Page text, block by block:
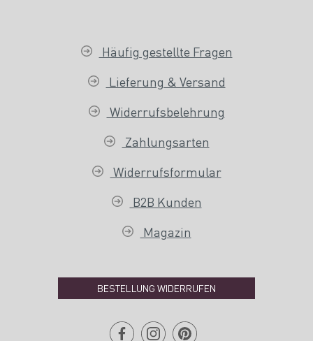
Häufig gestellte Fragen
Lieferung & Versand
Widerrufsbelehrung
Zahlungsarten
Widerrufsformular
B2B Kunden
Magazin
BESTELLUNG WIDERRUFEN